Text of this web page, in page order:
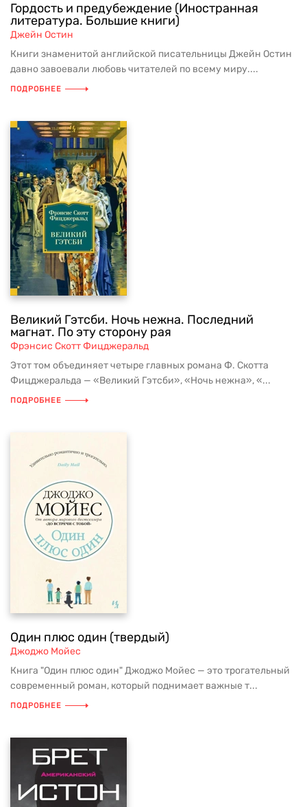
Гордость и предубеждение (Иностранная
литература. Большие книги)
Джейн Остин
Книги знаменитой английской писательницы Джейн Остин
давно завоевали любовь читателей по всему миру....
ПОДРОБНЕЕ
Великий Гэтсби. Ночь нежна. Последний
магнат. По эту сторону рая
Фрэнсис Скотт Фицджеральд
Этот том объединяет четыре главных романа Ф. Скотта
Фицджеральда — «Великий Гэтсби», «Ночь нежна», «...
ПОДРОБНЕЕ
Один плюс один (твердый)
Джоджо Мойес
Книга "Один плюс один" Джоджо Мойес — это трогательный
современный роман, который поднимает важные т...
ПОДРОБНЕЕ